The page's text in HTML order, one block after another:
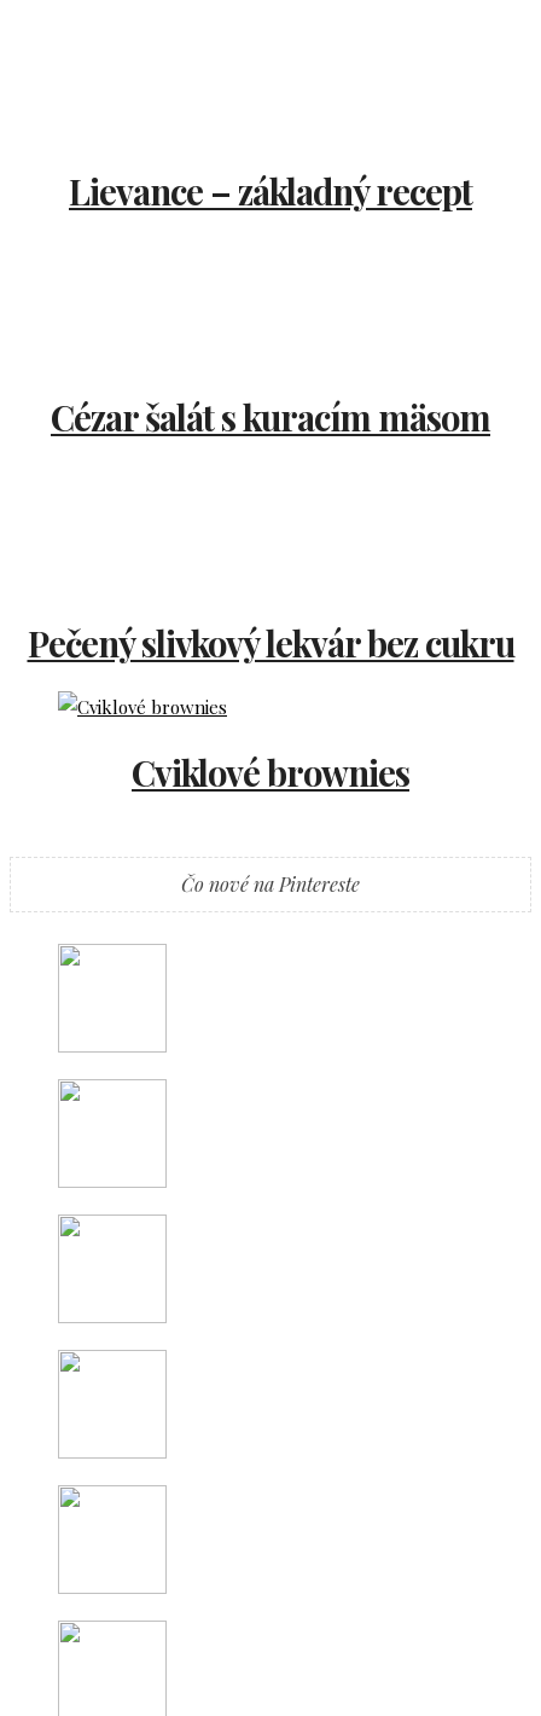
Lievance – základný recept
Cézar šalát s kuracím mäsom
Pečený slivkový lekvár bez cukru
Cviklové brownies
Čo nové na Pintereste